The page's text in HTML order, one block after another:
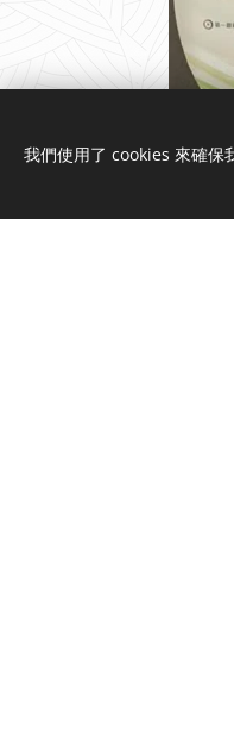
我們使用了 cookies 來確保